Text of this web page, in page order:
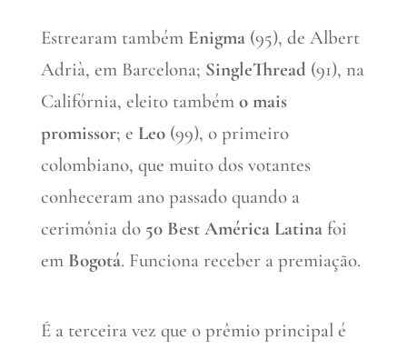
Estrearam também Enigma(95), de Albert
Adrià, em Barcelona; SingleThread(91), na
Califórnia, eleito também o mais
promissor; e Leo(99), o primeiro
colombiano, que muito dos votantes
conheceram ano passado quando a
cerimônia do 50 Best América Latinafoi
em Bogotá. Funciona receber a premiação.
É a terceira vez que o prêmio principal é